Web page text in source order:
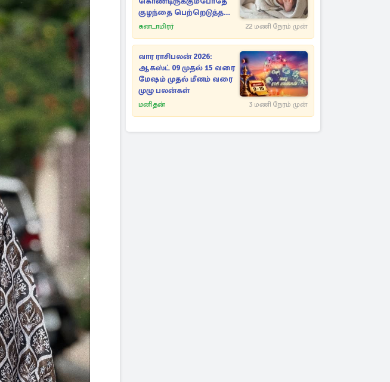
குழந்தை பெற்றெடுத்த
பெண் ; வைரலாகும்
கனடாமிரர் 22 மணி நேரம் முன்
வார ராசிபலன் 2026:
ஆகஸ்ட் 09 முதல் 15 வரை
மேஷம் முதல் மீனம் வரை
முழு பலன்கள்
மனிதன் 3 மணி நேரம் முன்